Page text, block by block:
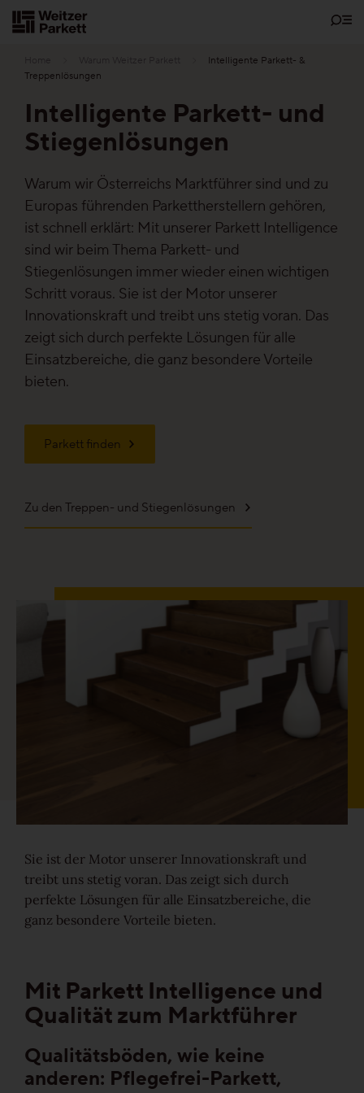
Showrooms
Bodenschätze
Nachhaltigkeit
Parkett
Funktionen
Pflegefrei-Parkett
Flüster-Parkett
Alle Maserungen ansehen
Boden- & Sockelleisten
Verlegemuster & -techniken
Zum
Inhalt
Intelligente Parkett- &
Treppenlösungen
Intelligente Parkett- und
Stiegenlösungen
Warum wir Österreichs Marktführer sind und zu
Europas führenden Parkettherstellern gehören,
ist schnell erklärt: Mit unserer Parkett Intelligence
sind wir beim Thema Parkett- und
Stiegenlösungen immer wieder einen wichtigen
Schritt voraus. Sie ist der Motor unserer
Innovationskraft und treibt uns stetig voran. Das
zeigt sich durch perfekte Lösungen für alle
Einsatzbereiche, die ganz besondere Vorteile
bieten.
Parkett finden
Zu den Treppen- und Stiegenlösungen
Sie ist der Motor unserer Innovationskraft und
treibt uns stetig voran. Das zeigt sich durch
perfekte Lösungen für alle Einsatzbereiche, die
ganz besondere Vorteile bieten.
Mit Parkett Intelligence und
Qualität zum Marktführer
Qualitätsböden, wie keine
anderen: Pflegefrei-Parkett,